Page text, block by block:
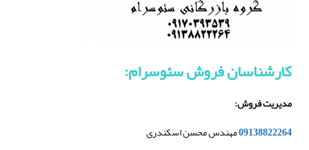
کارشناسان فروش سئوسرام:
مدیریت فروش:
09138822264مهندس محسن اسکندری